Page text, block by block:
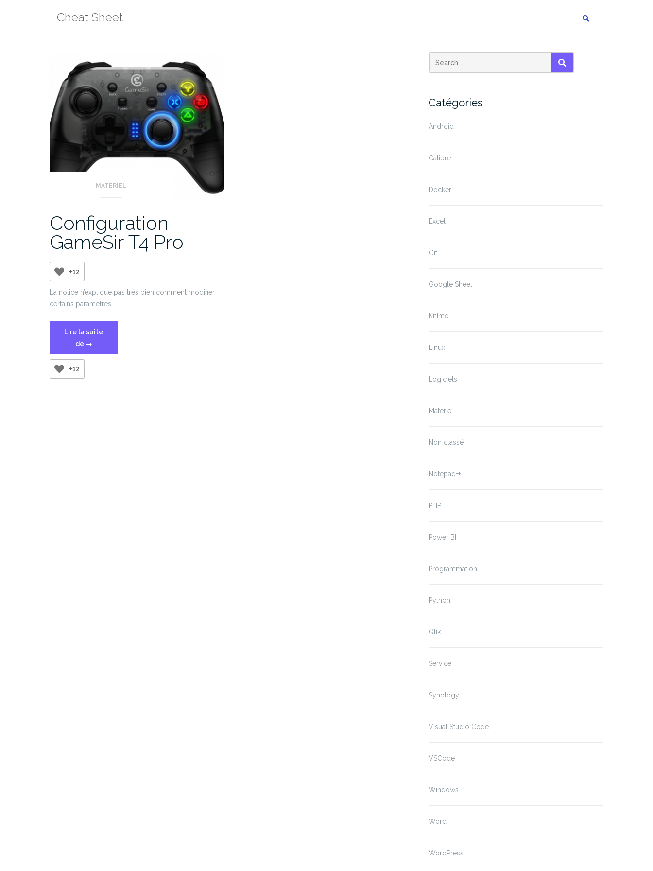
Cheat Sheet
MATÉRIEL
Configuration
GameSir T4 Pro
+12
La notice n’explique pas très bien comment modifier
certains paramètres.
Lire la suite
de « Configuration
GameSir
→
+12
SEARCH
Catégories
Android
Calibre
Docker
Excel
Git
Google Sheet
Knime
Linux
Logiciels
Matériel
Non classé
Notepad++
PHP
Power BI
Programmation
Python
Qlik
Service
Synology
Visual Studio Code
VSCode
Windows
Word
WordPress